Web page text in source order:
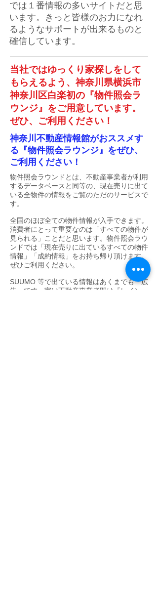
では１番情報の多いサイトだと思
います。きっと皆様のお力になれ
るようなサポートが出来るものと
確信しています。
当社ではゆっくり家探しをして
もらえるよう、神奈川県横浜市
神奈川区白楽初の『物件照会ラ
ウンジ』をご用意しています。
ぜひ、ご利用ください！
物件照会ラウンドとは、不動産事業者が利用
するデータベースと同等の、現在売りに出て
いる全物件の情報をご覧のただのサービスで
す。
全国のほぼ全ての物件情報が入手できます。
消費者にとって重要なのは「すべての物件が
見られる」ことだと思います。物件照会ラウ
ンドでは「現在売りに出ているすべての物件
情報」「成約情報」をお持ち帰り頂けます。
ぜひご利用ください。
SUUMO 等で出ている情報はあくまでも『広
告』です。実は不動産事業者間は『レイン
神奈川不動産情報館がおススメす
る『物件照会ラウンジ』をぜひ、
ご利用ください！